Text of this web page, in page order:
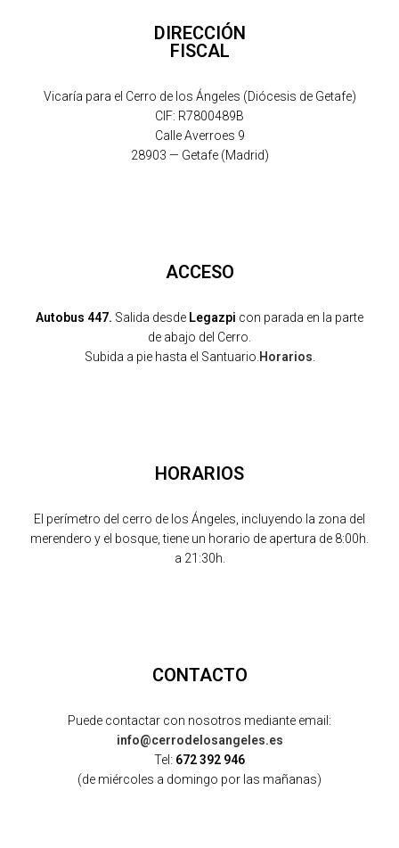
DIRECCIÓN
FISCAL
Vicaría para el Cerro de los Ángeles (Diócesis de Getafe)
CIF: R7800489B
Calle Averroes 9
28903 — Getafe (Madrid)
ACCESO
Autobus 447. Salida desde Legazpi con parada en la parte
de abajo del Cerro.
Subida a pie hasta el Santuario. Horarios
HORARIOS
El perímetro del cerro de los Ángeles, incluyendo la zona del
merendero y el bosque, tiene un horario de apertura de 8:00h.
a 21:30h.
CONTACTO
Puede contactar con nosotros mediante email:
info@cerrodelosangeles.es
Tel: 672 392 946
(de miércoles a domingo por las mañanas)